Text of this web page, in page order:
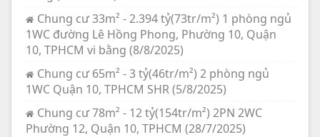
Chung cư 33m² - 2.394 tỷ(73tr/m²) 1 phòng ngủ
1WC đường Lê Hồng Phong, Phường 10, Quận
10, TPHCM vi bằng (8/8/2025)
Chung cư 65m² - 3 tỷ(46tr/m²) 2 phòng ngủ
1WC Quận 10, TPHCM SHR (5/8/2025)
Chung cư 78m² - 12 tỷ(154tr/m²) 2PN 2WC
Phường 12, Quận 10, TPHCM (28/7/2025)